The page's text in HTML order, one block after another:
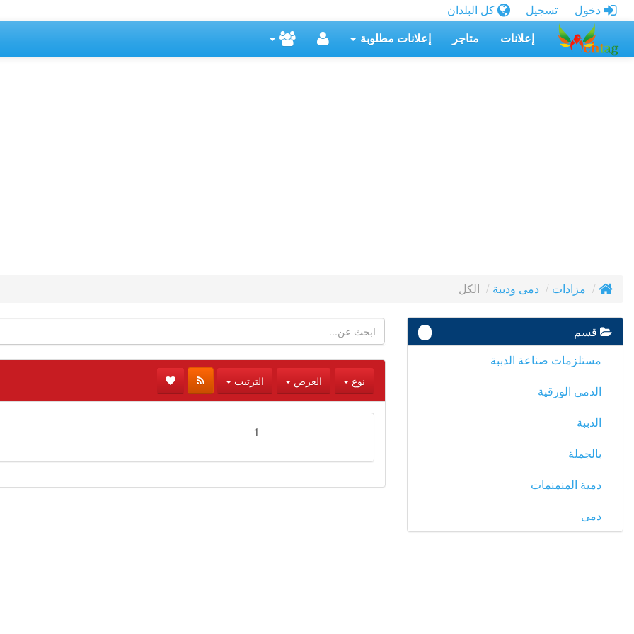
دخول تسجيل كل البلدان
إعلانات متاجر إعلانات مطلوبة
مزادات دمى ودببة الكل
قسم
مستلزمات صناعة الدببة
الدمى الورقية
الدببة
بالجملة
دمية المنمنمات
دمى
نوع العرض الترتيب
1